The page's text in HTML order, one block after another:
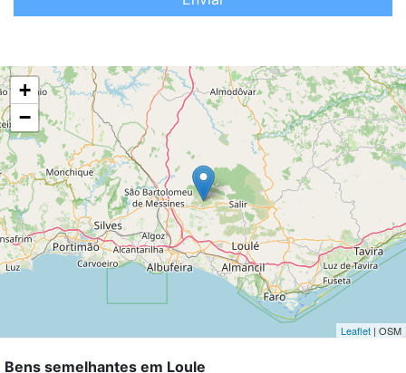
+
−
Leaflet | OSM
Bens semelhantes em Loule